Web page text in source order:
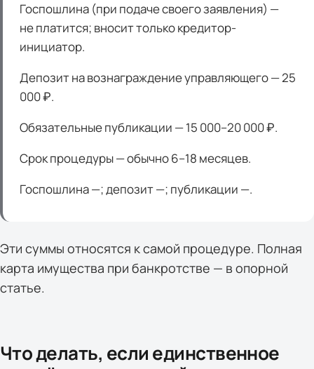
Госпошлина (при подаче своего заявления) —
не платится; вносит только кредитор-
инициатор.
Депозит на вознаграждение управляющего — 25
000 ₽.
Обязательные публикации — 15 000–20 000 ₽.
Срок процедуры — обычно 6–18 месяцев.
Госпошлина —; депозит —; публикации —.
Эти суммы относятся к самой процедуре. Полная
карта имущества при банкротстве — в опорной
статье.
Что делать, если единственное